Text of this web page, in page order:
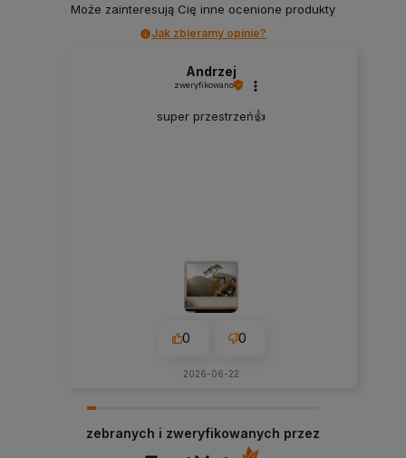
Może zainteresują Cię inne ocenione produkty
Jak zbieramy opinie?
Andrzej
zweryfikowano
super przestrzeń👍️
0 0
2026-06-22
zebranych i zweryfikowanych przez